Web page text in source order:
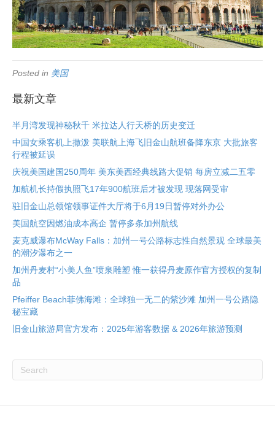
Posted in 美国
最新文章
半月湾发现神秘秋千 米拉达人行天桥的历史变迁
中国女乘客机上撒泼 美联航上海飞旧金山航班备降东京 大批旅客
行程被延误
庆祝美国建国250周年 美东美西经典线路大促销 每房立减二五零
加航机长持假执照飞17年900航班后才被发现 现落网受审
驻旧金山总领馆领事证件大厅将于6月19日暂停对外办公
美国航空因燃油成本高企 暂停多条加州航线
麦克威瀑布McWay Falls：加州一号公路标志性自然景观 全球最美
的潮汐瀑布之一
加州丹麦村“小美人鱼”喷泉雕塑 惟一获得丹麦原作官方授权的复制
品
Pfeiffer Beach菲佛海滩：全球独一无二的紫沙滩 加州一号公路隐
秘宝藏
旧金山旅游局官方发布：2025年游客数据 & 2026年旅游预测